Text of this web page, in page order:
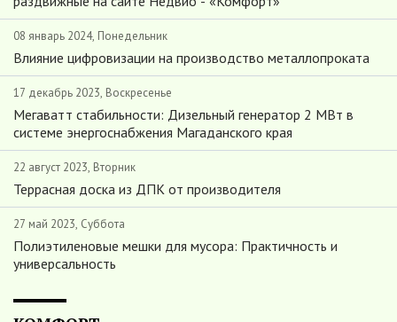
08 январь 2024, Понедельник
Влияние цифровизации на производство металлопроката
17 декабрь 2023, Воскресенье
Мегаватт стабильности: Дизельный генератор 2 МВт в
системе энергоснабжения Магаданского края
22 август 2023, Вторник
Террасная доска из ДПК от производителя
27 май 2023, Суббота
Полиэтиленовые мешки для мусора: Практичность и
универсальность